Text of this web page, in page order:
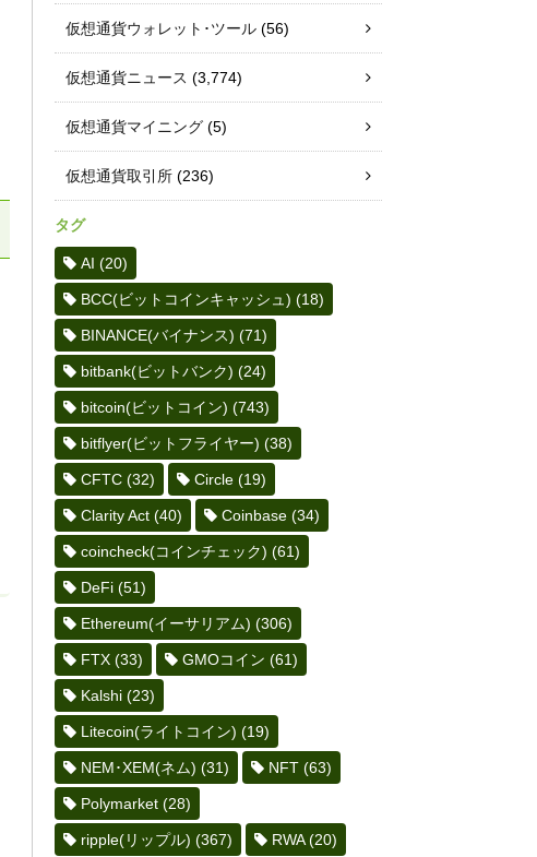
仮想通貨ウォレット･ツール (56)
仮想通貨ニュース (3,774)
仮想通貨マイニング (5)
仮想通貨取引所 (236)
タグ
AI (20)
BCC(ビットコインキャッシュ) (18)
BINANCE(バイナンス) (71)
bitbank(ビットバンク) (24)
bitcoin(ビットコイン) (743)
bitflyer(ビットフライヤー) (38)
CFTC (32) Circle (19)
Clarity Act (40) Coinbase (34)
coincheck(コインチェック) (61)
DeFi (51)
Ethereum(イーサリアム) (306)
FTX (33) GMOコイン (61)
Kalshi (23)
Litecoin(ライトコイン) (19)
NEM･XEM(ネム) (31) NFT (63)
Polymarket (28)
ripple(リップル) (367) RWA(20)